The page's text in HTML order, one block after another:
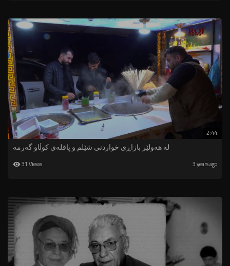
2:44
لە هەولێر بازاڕی خواردنى شێلم و پاقلەى کوڵاو گەرمە
31 Views 3 years ago